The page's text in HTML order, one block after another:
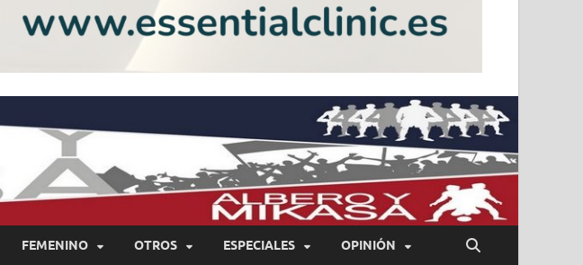
FEMENINO OTROS ESPECIALES OPINIÓN